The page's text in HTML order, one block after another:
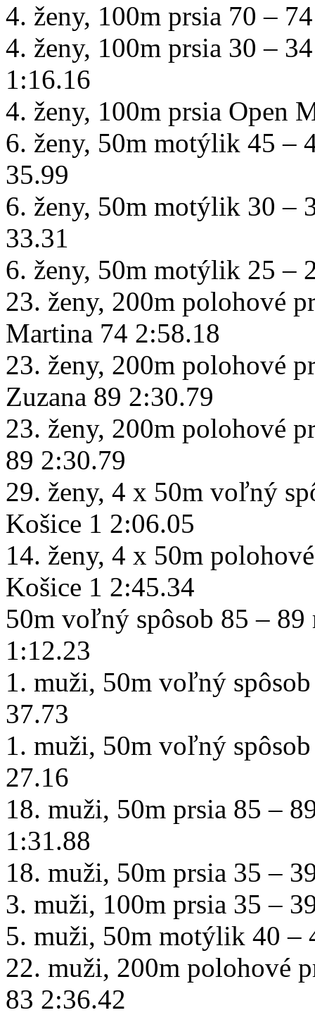
4. ženy, 100m prsia 70 –
4. ženy, 100m prsia 30 –
1:16.16
4. ženy, 100m prsia Open
6. ženy, 50m motýlik 45 –
35.99
6. ženy, 50m motýlik 30 –
33.31
6. ženy, 50m motýlik 25 –
23. ženy, 200m polohové
Martina 74 2:58.18
23. ženy, 200m polohové
Zuzana 89 2:30.79
23. ženy, 200m polohové
89 2:30.79
29. ženy, 4 x 50m voľný
Košice 1 2:06.05
14. ženy, 4 x 50m
Košice 1
50m voľný spôsob 85 –
1:12.23
1. muži, 50m voľný
37.73
1. muži, 50m voľný
27.16
18. muži, 50m prsia 85 –
1:31.88
18. muži, 50m prsia 35 –
3. muži, 100m prsia 35 –
5. muži, 50m motýlik 40 –
22. muži, 200m polohové
83 2:36.42